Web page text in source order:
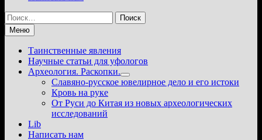
Найти:
Меню
Таинственные явления
Научные статьи для уфологов
Археология. Раскопки.
Показать
подменю
Славяно-русское ювелирное дело и его истоки
Кровь на руке
От Руси до Китая из новых археологических
исследований
Lib
Написать нам